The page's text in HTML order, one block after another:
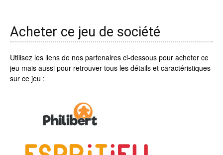
Acheter ce jeu de société
Utilisez les liens de nos partenaires ci-dessous pour acheter ce
jeu mais aussi pour retrouver tous les détails et caractéristiques
sur ce jeu :